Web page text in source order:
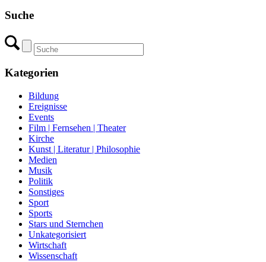
Suche
Kategorien
Bildung
Ereignisse
Events
Film | Fernsehen | Theater
Kirche
Kunst | Literatur | Philosophie
Medien
Musik
Politik
Sonstiges
Sport
Sports
Stars und Sternchen
Unkategorisiert
Wirtschaft
Wissenschaft